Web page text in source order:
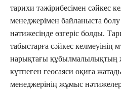
тарихи тәжірибесімен сәйкес
менеджерімен байланыста
нәтижесінде өзгеріс болды.
табыстарға сәйкес келмеуінің
нарықтағы құбылмалылықтың
күтпеген геосаяси оқиға
менеджерінің жұмыс